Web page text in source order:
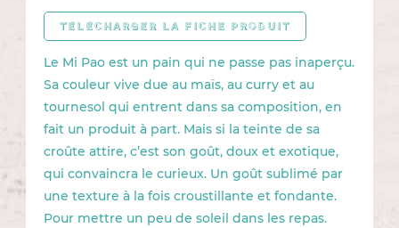
TÉLÉCHARGER LA FICHE PRODUIT
Le Mi Pao est un pain qui ne passe pas inaperçu.
Sa couleur vive due au maïs, au curry et au
tournesol qui entrent dans sa composition, en
fait un produit à part. Mais si la teinte de sa
croûte attire, c’est son goût, doux et exotique,
qui convaincra le curieux. Un goût sublimé par
une texture à la fois croustillante et fondante.
Pour mettre un peu de soleil dans les repas.